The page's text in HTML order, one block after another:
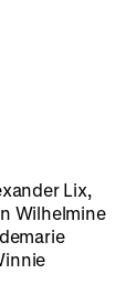
Lix,
Wilhelmine